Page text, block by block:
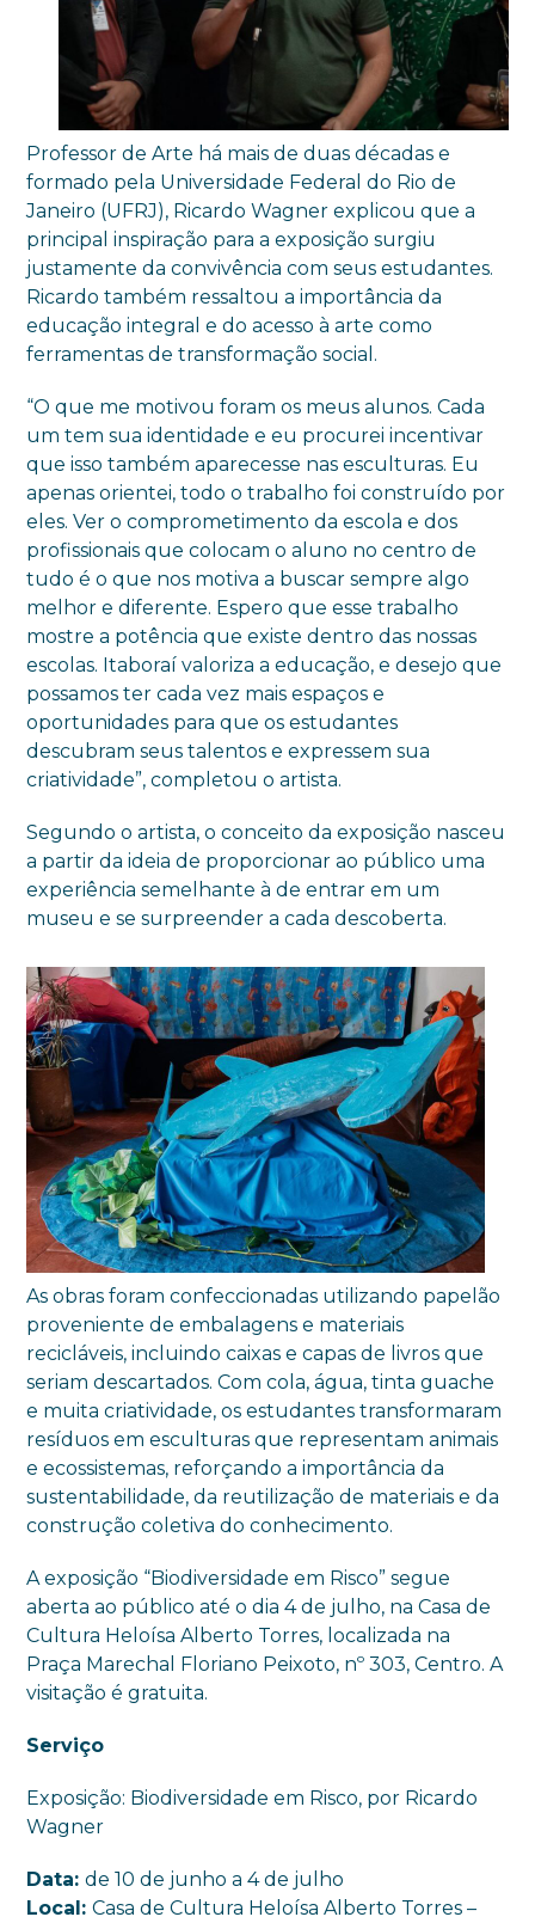
Professor de Arte há mais de duas décadas e
formado pela Universidade Federal do Rio de
Janeiro (UFRJ), Ricardo Wagner explicou que a
principal inspiração para a exposição surgiu
justamente da convivência com seus estudantes.
Ricardo também ressaltou a importância da
educação integral e do acesso à arte como
ferramentas de transformação social.
“O que me motivou foram os meus alunos. Cada
um tem sua identidade e eu procurei incentivar
que isso também aparecesse nas esculturas. Eu
apenas orientei, todo o trabalho foi construído por
eles. Ver o comprometimento da escola e dos
profissionais que colocam o aluno no centro de
tudo é o que nos motiva a buscar sempre algo
melhor e diferente. Espero que esse trabalho
mostre a potência que existe dentro das nossas
escolas. Itaboraí valoriza a educação, e desejo que
possamos ter cada vez mais espaços e
oportunidades para que os estudantes
descubram seus talentos e expressem sua
criatividade”, completou o artista.
Segundo o artista, o conceito da exposição nasceu
a partir da ideia de proporcionar ao público uma
experiência semelhante à de entrar em um
museu e se surpreender a cada descoberta.
As obras foram confeccionadas utilizando papelão
proveniente de embalagens e materiais
recicláveis, incluindo caixas e capas de livros que
seriam descartados. Com cola, água, tinta guache
e muita criatividade, os estudantes transformaram
resíduos em esculturas que representam animais
e ecossistemas, reforçando a importância da
sustentabilidade, da reutilização de materiais e da
construção coletiva do conhecimento.
A exposição “Biodiversidade em Risco” segue
aberta ao público até o dia 4 de julho, na Casa de
Cultura Heloísa Alberto Torres, localizada na
Praça Marechal Floriano Peixoto, nº 303, Centro. A
visitação é gratuita.
Serviço
Exposição: Biodiversidade em Risco, por Ricardo
Wagner
Data:de 10 de junho a 4 de julho
Local:Casa de Cultura Heloísa Alberto Torres –